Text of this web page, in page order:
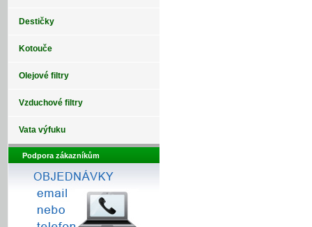
Destičky
Kotouče
Olejové filtry
Vzduchové filtry
Vata výfuku
Podpora zákazníkům